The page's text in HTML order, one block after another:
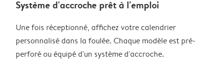
Système d'accroche prêt à l'emploi
Une fois réceptionné, affichez votre calendrier
personnalisé dans la foulée. Chaque modèle est pré-
perforé ou équipé d'un système d'accroche.